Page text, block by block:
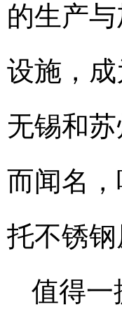
的生产
设施，
无锡和
而闻名
托不锈
值得一